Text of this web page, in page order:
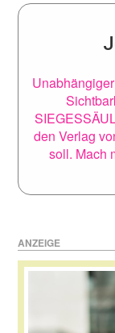
den Verlag
soll. Mach
ANZEIGE